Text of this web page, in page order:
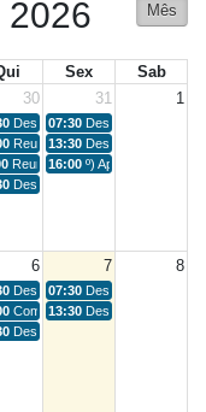
Mês
2026
Sex
Sab
30 31 1
Internos
Despacho Internos
07:30 Despacho Internos
Internos
Reunião Escritório de Projeto
13:30 Despacho Internos
Reunião Marquinhos Vereador
16:00 º) Apresentação
Despacho Internos
6 7 8
Internos
Despacho Internos
07:30 Despacho Internos
060
Internos
Comemoração dia dos Pais Um
13:30 Despacho Internos
Perolândia
Despacho Internos